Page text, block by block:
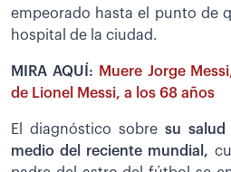
empeorado hasta el punto de
hospital de la ciudad.
MIRA AQUÍ:
Muere Jorge
de Lionel Messi, a los 68 años
El diagnóstico sobresu salud
medio del reciente mundial,